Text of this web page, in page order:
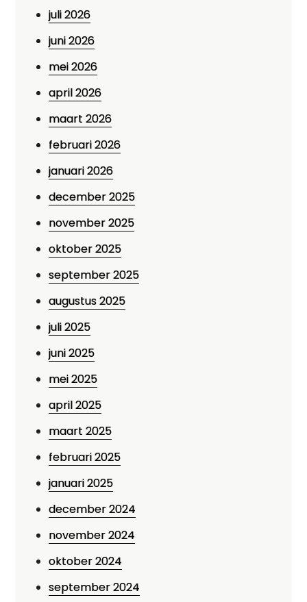
juli 2026
juni 2026
mei 2026
april 2026
maart 2026
februari 2026
januari 2026
december 2025
november 2025
oktober 2025
september 2025
augustus 2025
juli 2025
juni 2025
mei 2025
april 2025
maart 2025
februari 2025
januari 2025
december 2024
november 2024
oktober 2024
september 2024